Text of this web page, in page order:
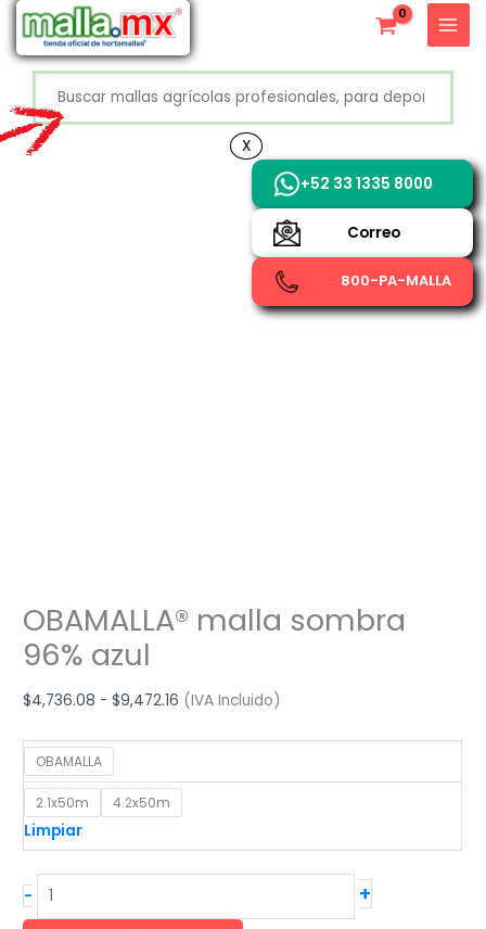
contenido
OBAMALLA® malla sombra
96% azul
$4,736.08 - $9,472.16 Rango
desde
(IVA Incluido)
OBAMALLA
2.1x50m 4.2x50m
Limpiar
-
OBAMALLA®
+
X
+52 800 726 2552
+52 33 1335 8000
Correo
800-PA-MALLA
X